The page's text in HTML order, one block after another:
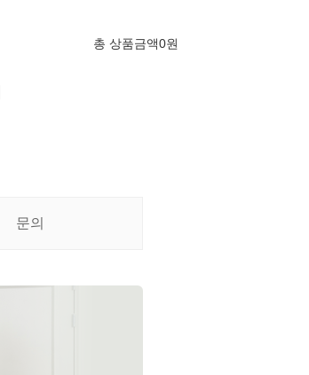
총 상품금액0원
문의